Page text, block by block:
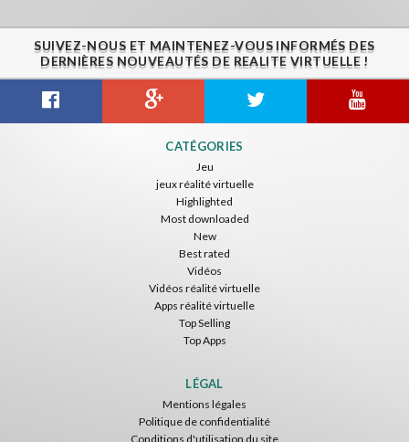
Caminandes
ToroGames
Gratuit
SUIVEZ-NOUS ET MAINTENEZ-VOUS INFORMÉS DES
DERNIÈRES NOUVEAUTÉS DE REALITE VIRTUELLE !
CATÉGORIES
Jeu
jeux réalité virtuelle
Highlighted
Most downloaded
New
Best rated
Vidéos
Vidéos réalité virtuelle
Apps réalité virtuelle
Top Selling
Top Apps
LÉGAL
Mentions légales
Politique de confidentialité
Conditions d'utilisation du site